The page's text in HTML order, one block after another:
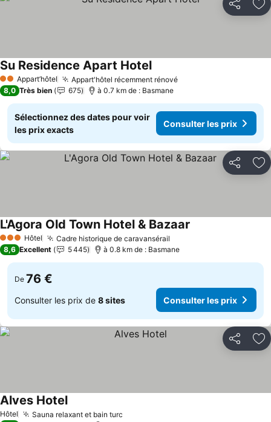
Partager
2 ÉtoilesAppart’hôtel Appart'hôtel récemment rénovéConsulter les prix
Su Residence Apart HotelConsulter les prix
8,0 Très bien 675 à 0.7 km de : Basmane
Sélectionnez des dates pour voir
les prix exacts
Consulter les prix
Partager
3 ÉtoilesHôtel Cadre historique de caravansérail
L'Agora Old Town Hotel & Bazaar
8,6 Excellent 5 445 à 0.8 km de : Basmane
De 76 €
Consulter les prix de 8 sites Consulter les prix
Partager
Hôtel Sauna relaxant et bain turc
Alves HotelConsulter les prix